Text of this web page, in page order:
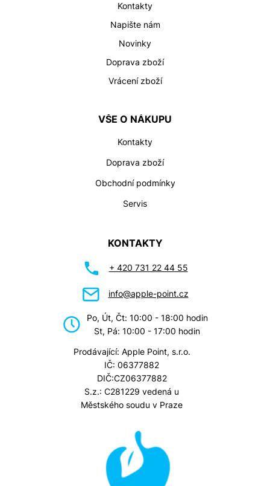
Kontakty
Napište nám
Novinky
Doprava zboží
Vrácení zboží
VŠE O NÁKUPU
Kontakty
Doprava zboží
Obchodní podmínky
Servis
KONTAKTY
+ 420 731 22 44 55
info@apple-point.cz
Po, Út, Čt: 10:00 - 18:00 hodin
St, Pá: 10:00 - 17:00 hodin
Prodávající: Apple Point, s.r.o.
IČ: 06377882
DIČ:CZ06377882
S.z.: C281229 vedená u
Městského soudu v Praze